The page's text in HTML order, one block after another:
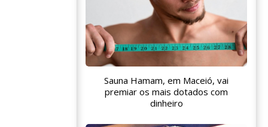
Sauna Hamam, em Maceió, vai
premiar os mais dotados com
dinheiro